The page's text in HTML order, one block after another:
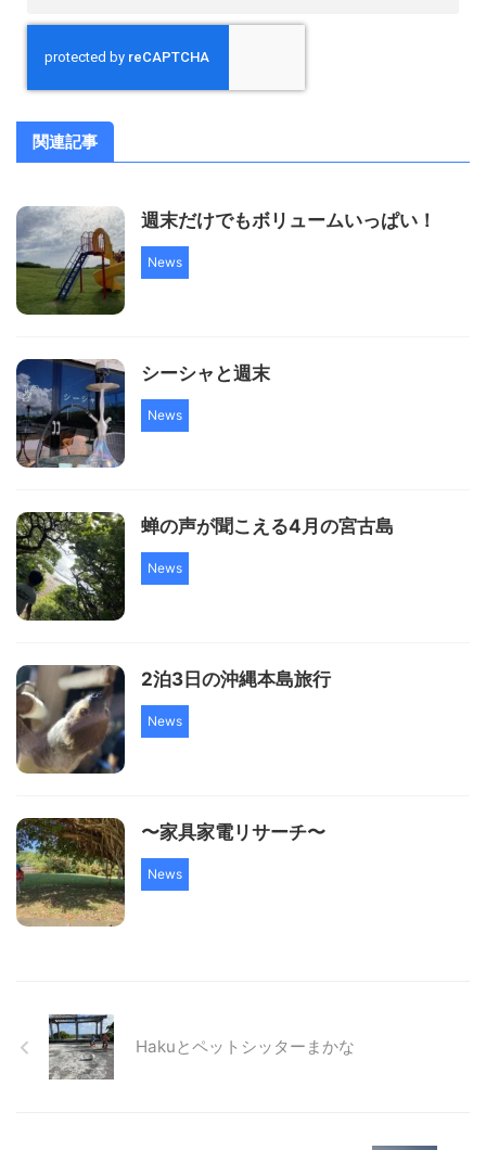
関連記事
週末だけでもボリュームいっぱい！
News
シーシャと週末
News
蝉の声が聞こえる4月の宮古島
News
2泊3日の沖縄本島旅行
News
〜家具家電リサーチ〜
News
Hakuとペットシッターまかな